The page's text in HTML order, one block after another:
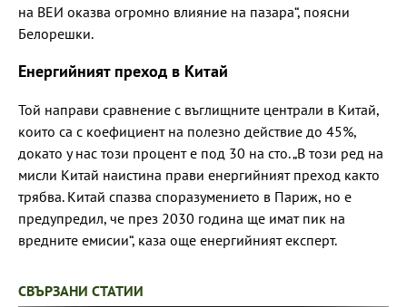
на ВЕИ оказва огромно влияние на пазара“, поясни
Белорешки.
Енергийният преход в Китай
Той направи сравнение с въглищните централи в Китай,
които са с коефициент на полезно действие до 45%,
докато у нас този процент е под 30 на сто. „В този ред на
мисли Китай наистина прави енергийният преход както
трябва. Китай спазва споразумението в Париж, но е
предупредил, че през 2030 година ще имат пик на
вредните емисии“, каза още енергийният експерт.
СВЪРЗАНИ СТАТИИ